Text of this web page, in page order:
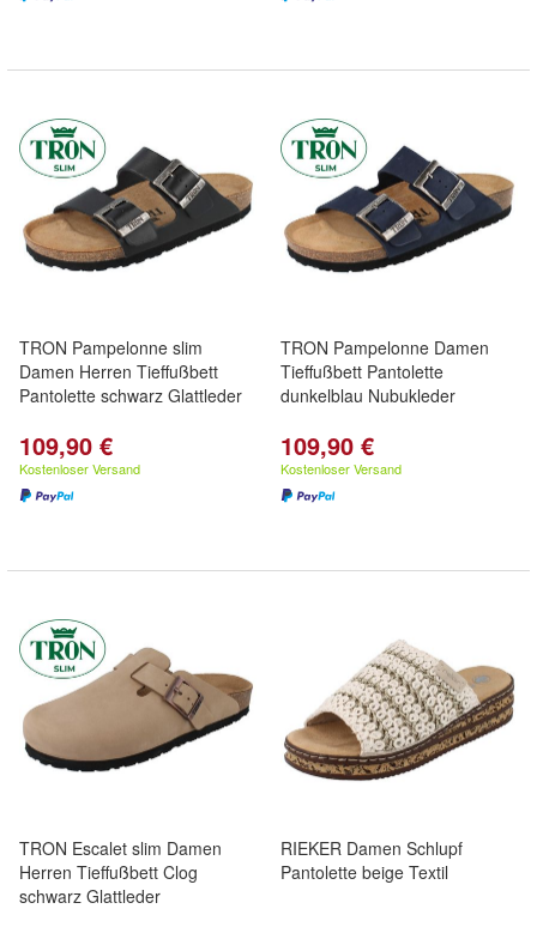
TRON Pampelonne slim
Damen Herren Tieffußbett
Pantolette schwarz Glattleder
109,90 €
Kostenloser Versand
TRON Pampelonne Damen
Tieffußbett Pantolette
dunkelblau Nubukleder
109,90 €
Kostenloser Versand
TRON Escalet slim Damen
Herren Tieffußbett Clog
schwarz Glattleder
RIEKER Damen Schlupf
Pantolette beige Textil